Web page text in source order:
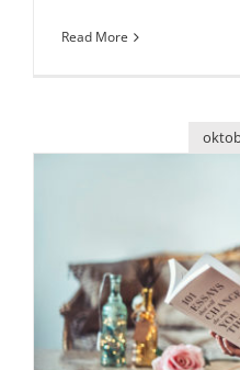
Read More
Čitanje 15 strana knjige